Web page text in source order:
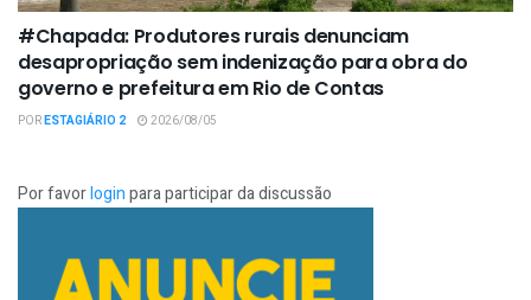
#Chapada: Produtores rurais denunciam
desapropriação sem indenização para obra do
governo e prefeitura em Rio de Contas
PORESTAGIÁRIO 2 2026/08/05
Por favorloginpara participar da discussão